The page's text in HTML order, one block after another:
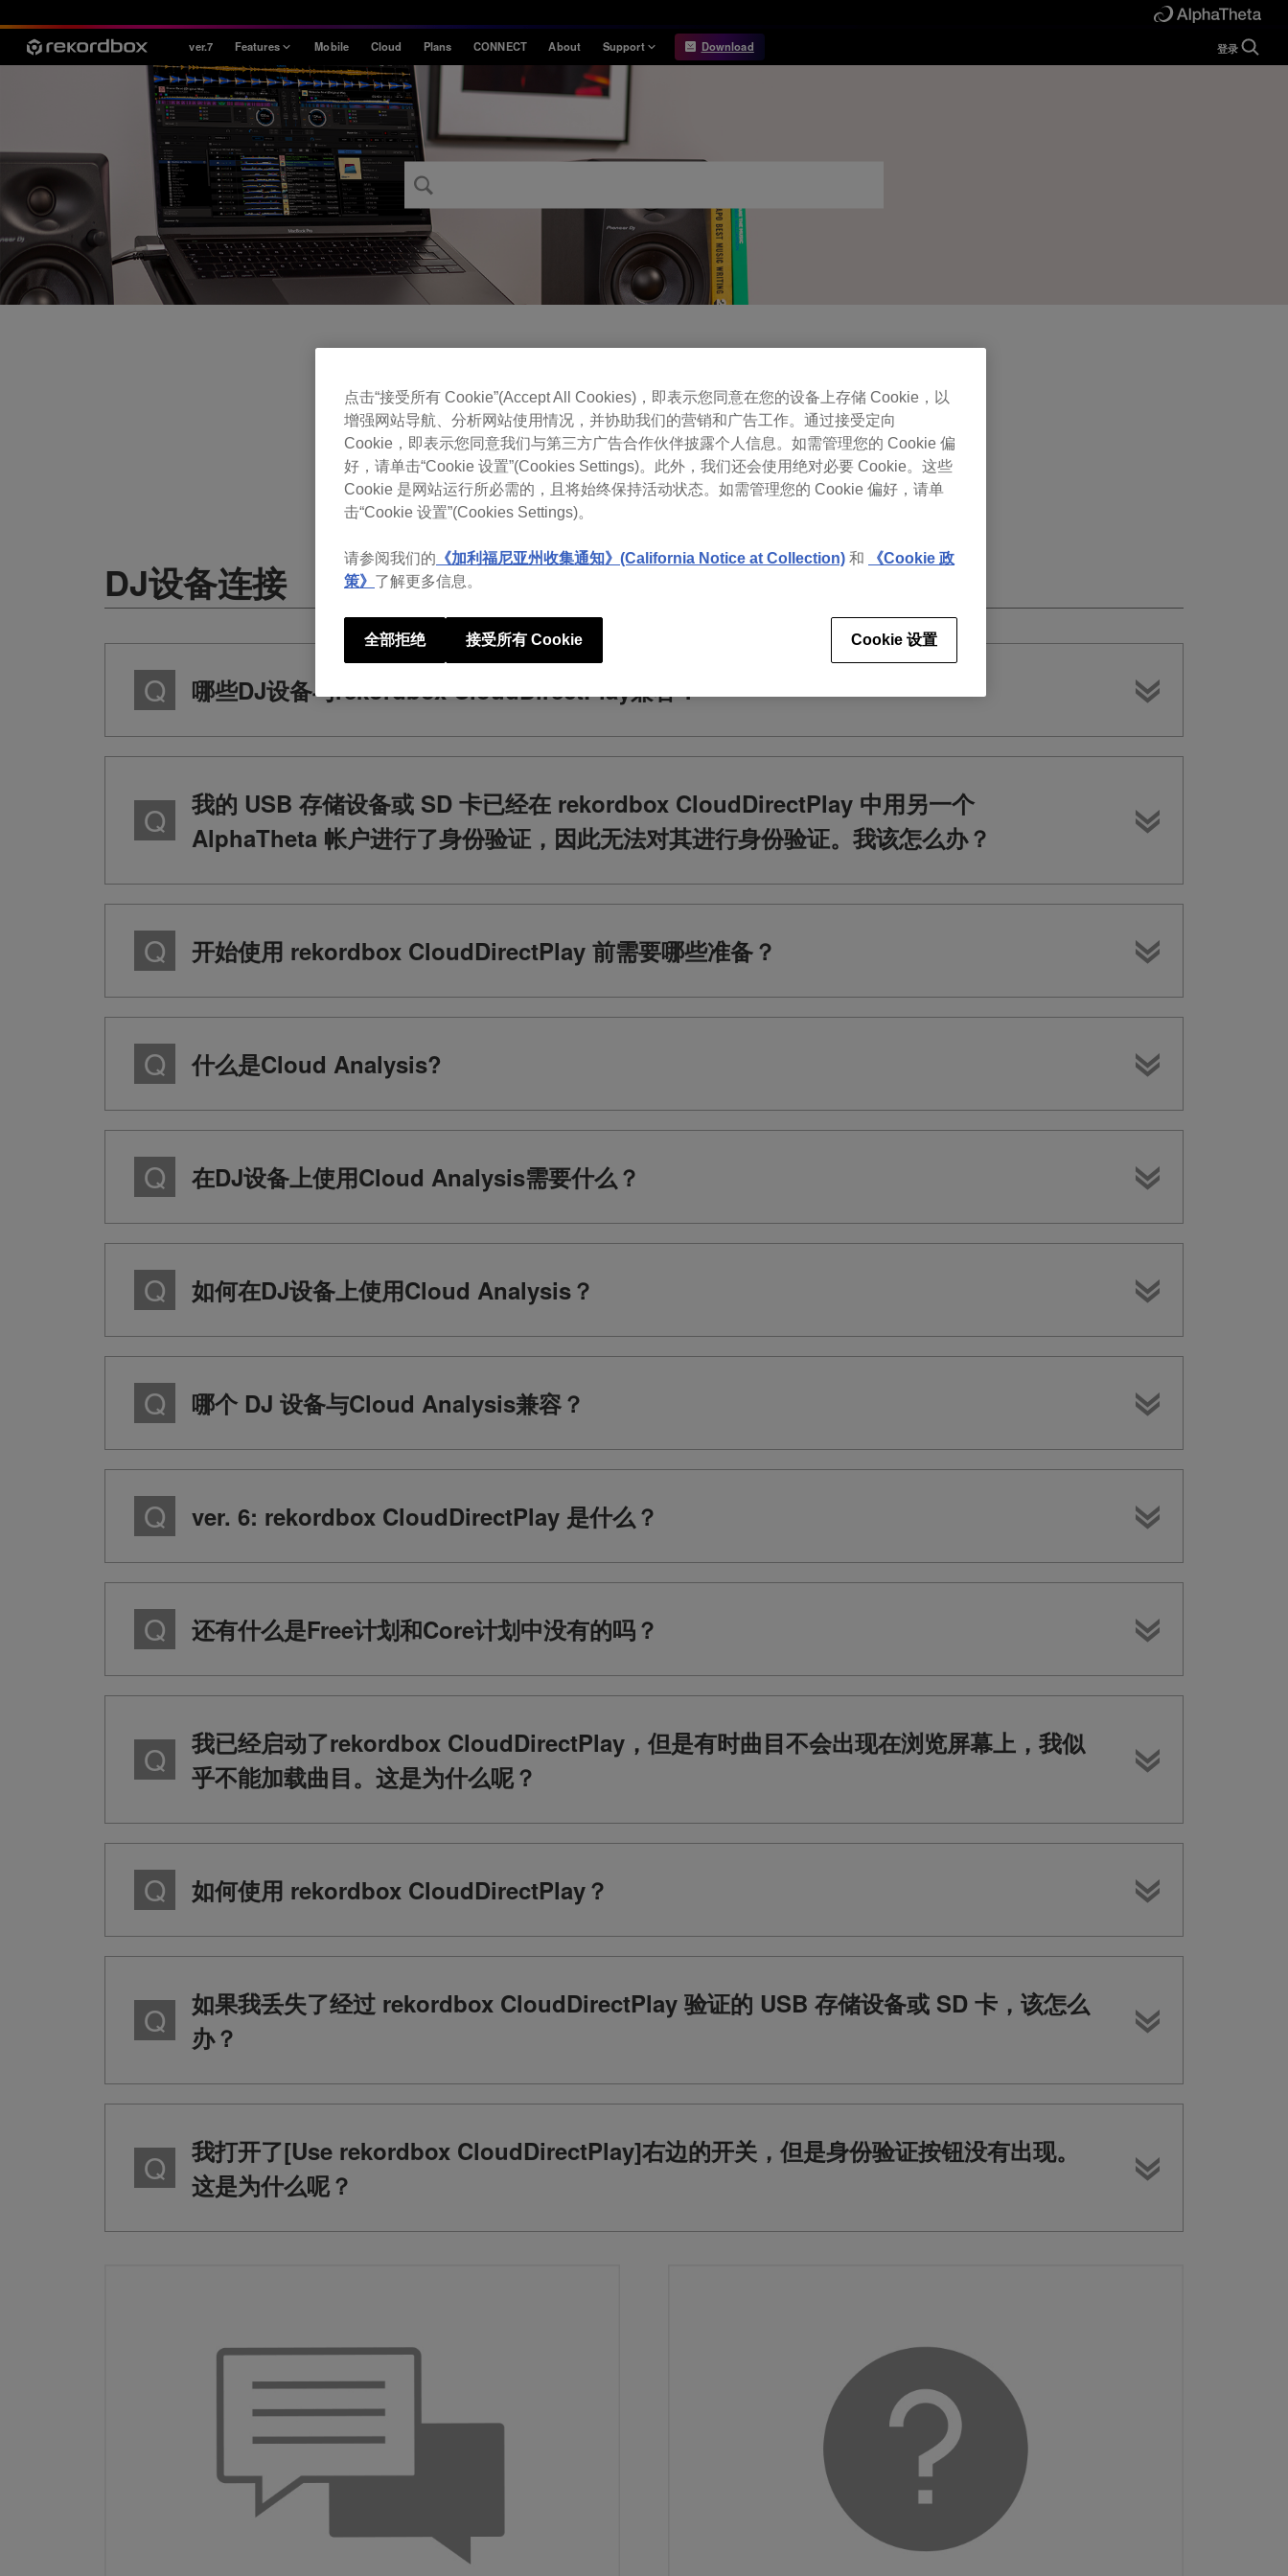
ver.7 Features
Style
House / Techno
Open Format
Mobile & Home
Professional
Mobile Cloud Plans CONNECT About Support
Information
Release Notes
Requirements
Download 登录
FAQ
可查看rekordbox常见问题
DJ设备连接
哪些DJ设备与rekordbox CloudDirectPlay兼容？
我的 USB 存储设备或 SD 卡已经在 rekordbox CloudDirectPlay 中用另一个
AlphaTheta 帐户进行了身份验证，因此无法对其进行身份验证。我该怎么办？
开始使用 rekordbox CloudDirectPlay 前需要哪些准备？
什么是Cloud Analysis?
在DJ设备上使用Cloud Analysis需要什么？
如何在DJ设备上使用Cloud Analysis？
哪个 DJ 设备与Cloud Analysis兼容？
ver. 6: rekordbox CloudDirectPlay 是什么？
还有什么是Free计划和Core计划中没有的吗？
我已经启动了rekordbox CloudDirectPlay，但是有时曲目不会出现在浏览屏幕上，我似
乎不能加载曲目。这是为什么呢？
如何使用 rekordbox CloudDirectPlay？
如果我丢失了经过 rekordbox CloudDirectPlay 验证的 USB 存储设备或 SD 卡，该怎么
办？
我打开了[Use rekordbox CloudDirectPlay]右边的开关，但是身份验证按钮没有出现。
这是为什么呢？
点击“接受所有 Cookie”(Accept All Cookies)，即表示您同意在您的设备上存储 Cookie，以
增强网站导航、分析网站使用情况，并协助我们的营销和广告工作。通过接受定向
Cookie，即表示您同意我们与第三方广告合作伙伴披露个人信息。如需管理您的 Cookie 偏
好，请单击“Cookie 设置”(Cookies Settings)。此外，我们还会使用绝对必要 Cookie。这些
Cookie 是网站运行所必需的，且将始终保持活动状态。如需管理您的 Cookie 偏好，请单
击“Cookie 设置”(Cookies Settings)。
请参阅我们的 《加利福尼亚州收集通知》(California Notice at Collection) 和
《Cookie 政
策》 了解更多信息。
Cookie 设置
全部拒绝 接受所有 Cookie